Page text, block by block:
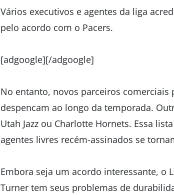
Vários executivos e agentes da liga
pelo acordo com o Pacers.
[adgoogle][/adgoogle]
No entanto, novos parceiros
despencam ao longo da temporada.
Utah Jazz ou Charlotte Hornets. Essa
agentes livres recém-assinados se
Embora seja um acordo interessante, o
Turner tem seus problemas de